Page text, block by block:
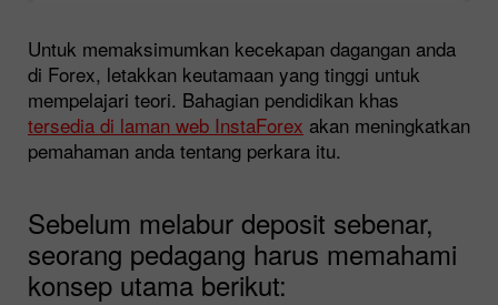
Untuk memaksimumkan kecekapan dagangan anda
di Forex, letakkan keutamaan yang tinggi untuk
mempelajari teori. Bahagian pendidikan khas
tersedia di laman web InstaForex akan meningkatkan
pemahaman anda tentang perkara itu.
Sebelum melabur deposit sebenar,
seorang pedagang harus memahami
konsep utama berikut: